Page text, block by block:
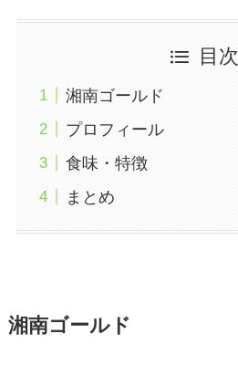
目次
湘南ゴールド
プロフィール
食味・特徴
まとめ
湘南ゴールド